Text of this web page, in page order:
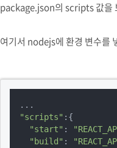
package.json의 scripts 값을
여기서 nodejs에 환경 변수를
"scripts" :{
"start" :
"build" :